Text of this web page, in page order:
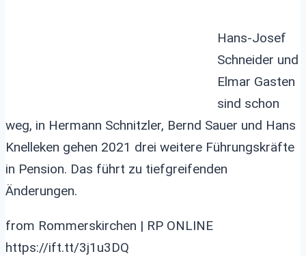
Hans-Josef
Schneider und
Elmar Gasten
sind schon
weg, in Hermann Schnitzler, Bernd Sauer und Hans
Knelleken gehen 2021 drei weitere Führungskräfte
in Pension. Das führt zu tiefgreifenden
Änderungen.
from Rommerskirchen | RP ONLINE
https://ift.tt/3j1u3DQ